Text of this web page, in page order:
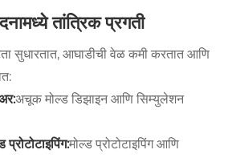
तांत्रिक प्रगती
सुधारतात, आघाडीची वेळ कमी करतात आणि
अचूक मोल्ड डिझाइन आणि सिम्युलेशन
मोल्ड प्रोटोटाइपिंग आणि